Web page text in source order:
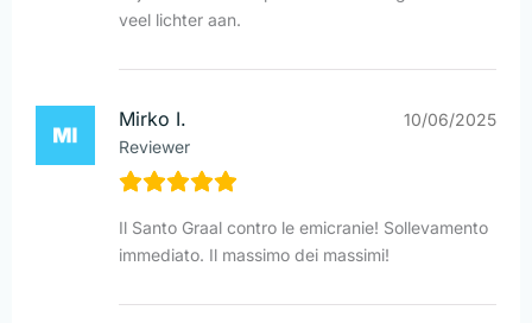
veel lichter aan.
Mirko I.
Reviewer
10/06/2025
Il Santo Graal contro le emicranie! Sollevamento
immediato. Il massimo dei massimi!